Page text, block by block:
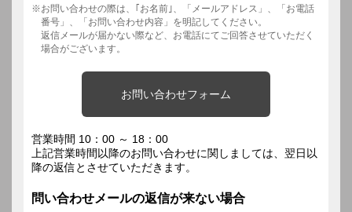
お問い合わせの際は、｢お名前｣、「メールアドレス」、「お電話
番号」、「お問い合わせ内容」を明記してください。
返信メールが届かない際など、お電話にてご回答させていただく
場合がございます。
お問い合わせフォーム
営業時間 10：00 ～ 18：00
上記営業時間以降のお問い合わせに関しましては、翌日以
降の返信とさせていただきます。
問い合わせメールの返信が来ない場合